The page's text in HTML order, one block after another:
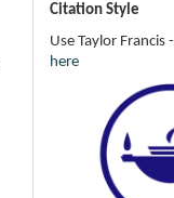
Citation Style
Use Taylor
here